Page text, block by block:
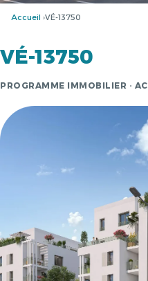
Accueil VÉ-13750
VÉ-13750
PROGRAMME IMMOBILIER ·